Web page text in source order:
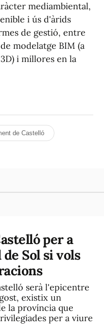
mediambiental,
i ús d'àrids
de gestió, entre
modelatge BIM (a
i millores en la
de Castelló
per a
Sol si vols
serà l'epicentre
existix un
la província que
per a viure